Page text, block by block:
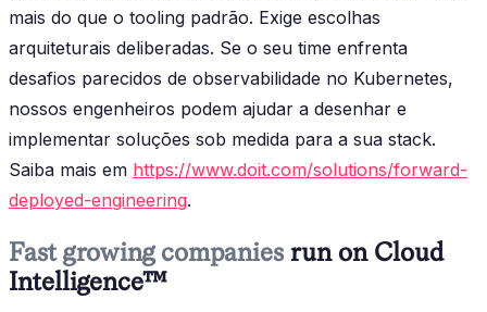
mais do que o tooling padrão. Exige escolhas
arquiteturais deliberadas. Se o seu time enfrenta
desafios parecidos de observabilidade no Kubernetes,
nossos engenheiros podem ajudar a desenhar e
implementar soluções sob medida para a sua stack.
Saiba mais em https://www.doit.com/solutions/forward-
deployed-engineering.
Fast growing companies run on Cloud
Intelligence™